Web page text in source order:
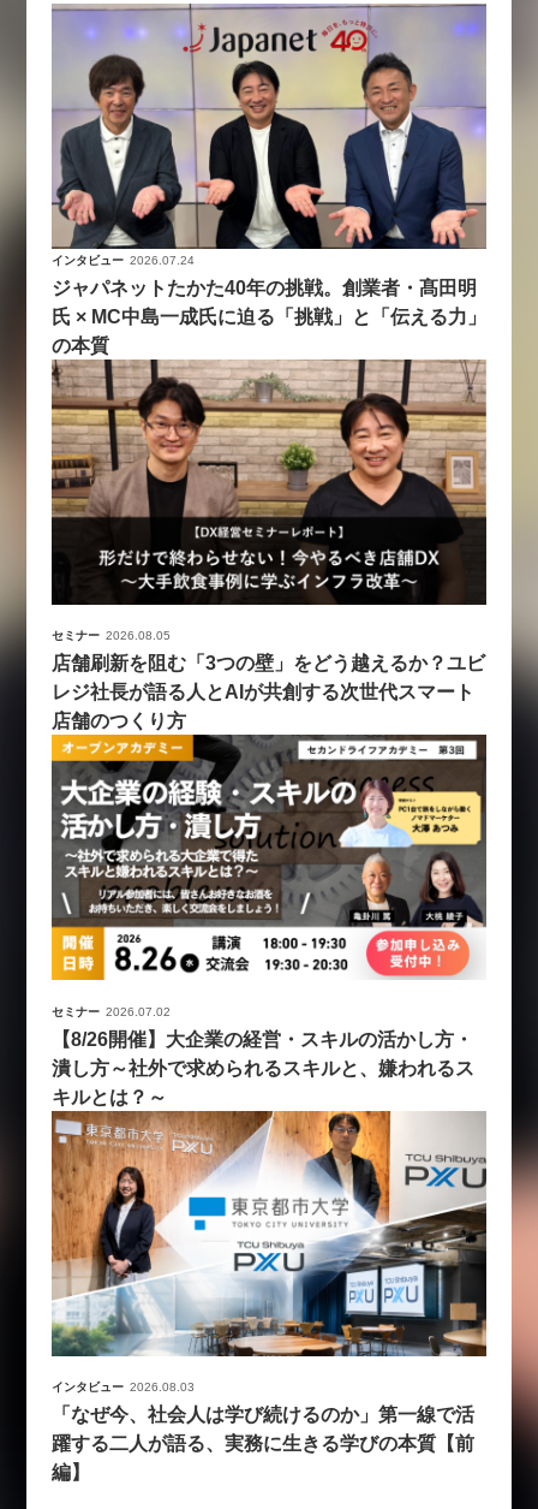
インタビュー 2026.07.24
ジャパネットたかた40年の挑戦。創業者・髙田明
氏 × MC中島一成氏に迫る「挑戦」と「伝える力」
の本質
セミナー 2026.08.05
店舗刷新を阻む「3つの壁」をどう越えるか？ユビ
レジ社長が語る人とAIが共創する次世代スマート
店舗のつくり方
セミナー 2026.07.02
【8/26開催】大企業の経営・スキルの活かし方・
潰し方～社外で求められるスキルと、嫌われるス
キルとは？～
インタビュー 2026.08.03
「なぜ今、社会人は学び続けるのか」第一線で活
躍する二人が語る、実務に生きる学びの本質【前
編】